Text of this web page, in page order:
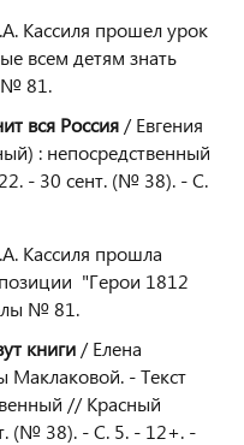
Кассиля прошел урок
всем детям знать
№ 81.
вся Россия / Евгения
: непосредственный
- 30 сент. (№ 38). - С.
Кассиля прошла
"Герои 1812
№ 81.
книги / Елена
Маклаковой. - Текст
// Красный
(№ 38). - С. 5. - 12+. -